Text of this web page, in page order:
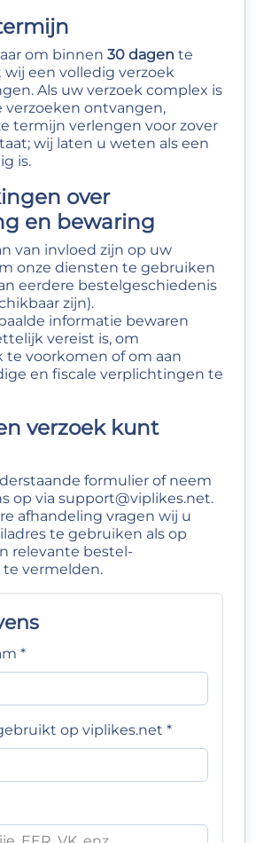
om binnen 30 dagen te
wij een volledig verzoek
Als uw verzoek complex is
verzoeken ontvangen,
termijn verlengen voor zover
wij laten u weten als een
is.
over
en bewaring
van invloed zijn op uw
onze diensten te gebruiken
eerdere bestelgeschiedenis
zijn).
informatie bewaren
vereist is, om
te voorkomen of om aan
en fiscale verplichtingen te
verzoek kunt
formulier of neem
op via support@viplikes.net.
afhandeling vragen wij u
te gebruiken als op
relevante bestel­
vermelden.
*
op viplikes.net *